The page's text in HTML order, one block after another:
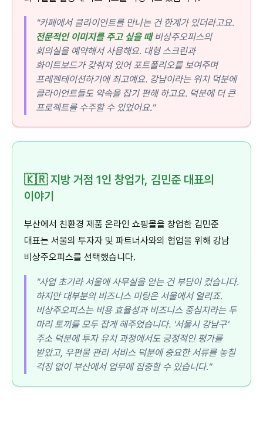
"카페에서 클라이언트를 만나는 건 한계가 있더라고요.
전문적인 이미지를 주고 싶을 때비상주오피스의
회의실을 예약해서 사용해요. 대형 스크린과
화이트보드가 갖춰져 있어 포트폴리오를 보여주며
프레젠테이션하기에 최고예요. 강남이라는 위치 덕분에
클라이언트들도 약속을 잡기 편해 하고요. 덕분에 더 큰
프로젝트를 수주할 수 있었어요."
🇰🇷 지방 거점 1인 창업가, 김민준 대표의
이야기
부산에서 친환경 제품 온라인 쇼핑몰을 창업한 김민준
대표는 서울의 투자자 및 파트너사와의 협업을 위해 강남
비상주오피스를 선택했습니다.
"사업 초기라 서울에 사무실을 얻는 건 부담이 컸습니다.
하지만 대부분의 비즈니스 미팅은 서울에서 열리죠.
비상주오피스는 비용 효율성과 비즈니스 중심지라는 두
마리 토끼를 모두 잡게 해주었습니다. '서울시 강남구'
주소 덕분에 투자 유치 과정에서도 긍정적인 평가를
받았고, 우편물 관리 서비스 덕분에 중요한 서류를 놓칠
걱정 없이 부산에서 업무에 집중할 수 있습니다."